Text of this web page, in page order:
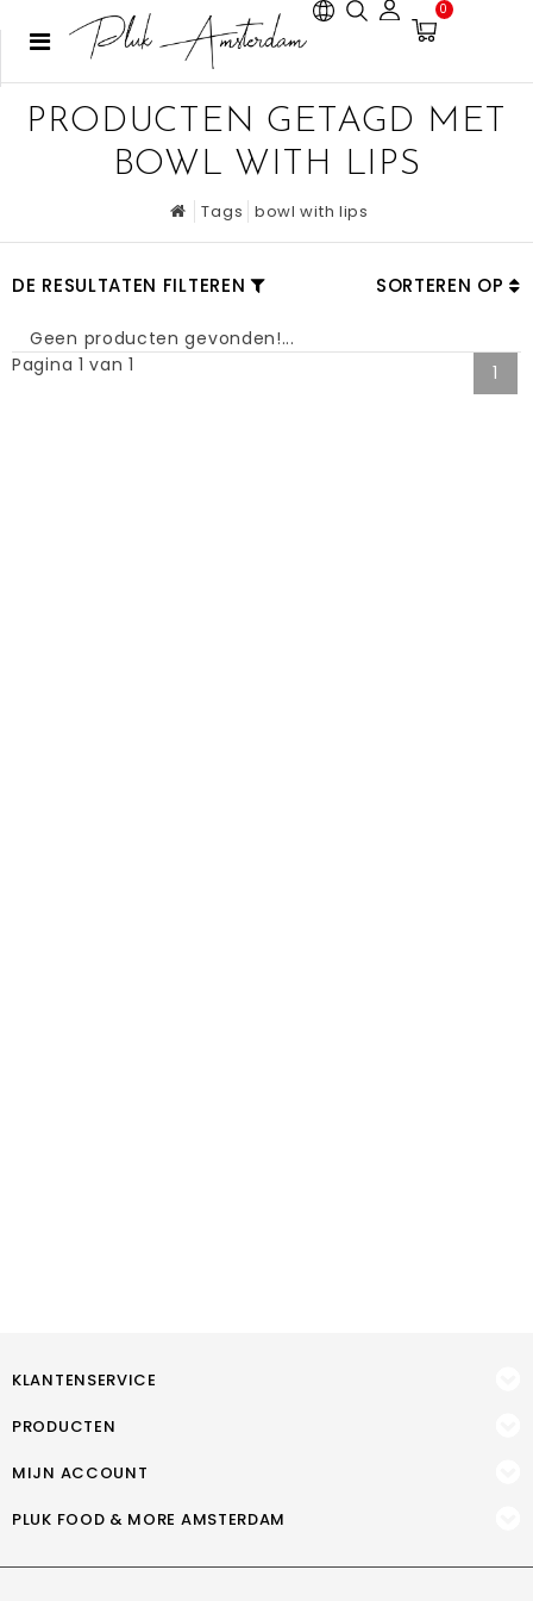
0
PRODUCTEN GETAGD MET
BOWL WITH LIPS
Tags bowl with lips
DE RESULTATEN FILTEREN SORTEREN OP
Geen producten gevonden!...
Pagina 1 van 1
1
KLANTENSERVICE
PRODUCTEN
MIJN ACCOUNT
PLUK FOOD & MORE AMSTERDAM